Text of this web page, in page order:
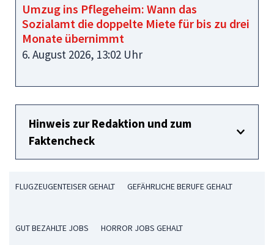
Umzug ins Pflegeheim: Wann das
Sozialamt die doppelte Miete für bis zu drei
Monate übernimmt
6. August 2026, 13:02 Uhr
Hinweis zur Redaktion und zum
Faktencheck
FLUGZEUGENTEISER GEHALT GEFÄHRLICHE BERUFE GEHALT
GUT BEZAHLTE JOBS HORROR JOBS GEHALT